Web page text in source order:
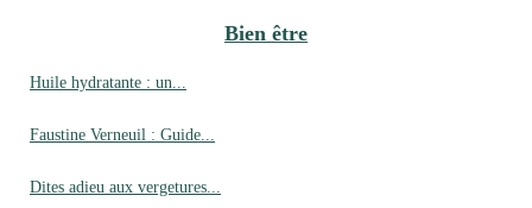
Bien être
Huile hydratante : un...
Faustine Verneuil : Guide...
Dites adieu aux vergetures...